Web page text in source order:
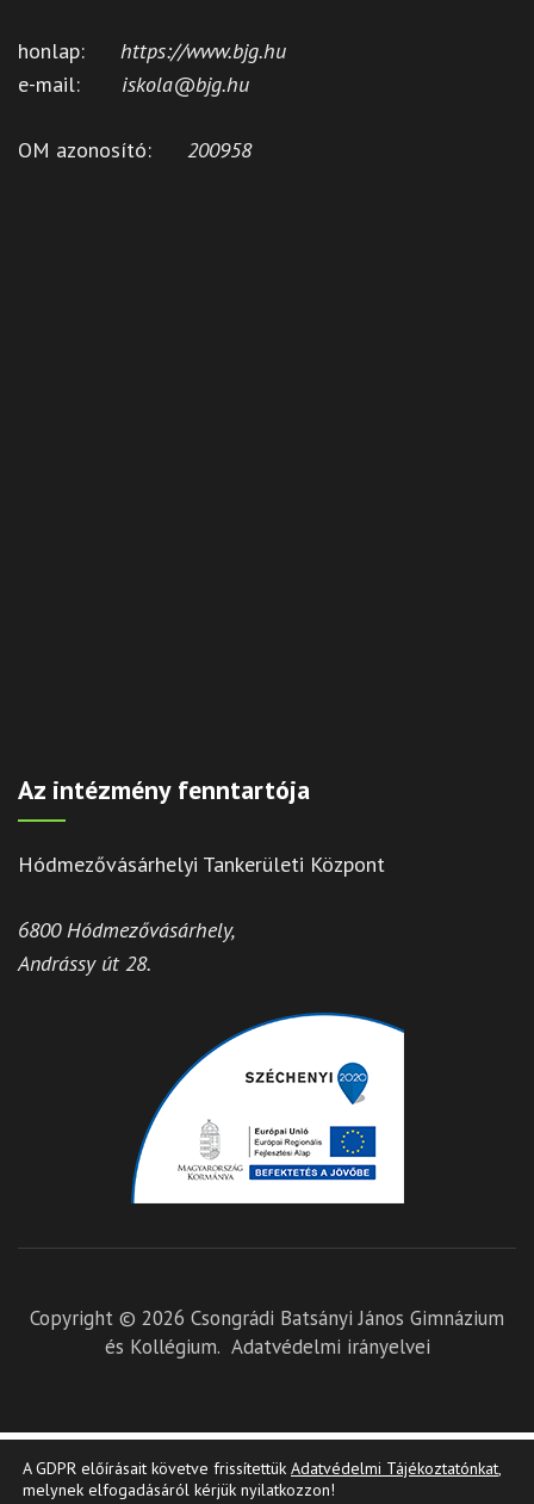
honlap: https://www.bjg.hu
e-mail: iskola@bjg.hu
OM azonosító: 200958
Az intézmény fenntartója
Hódmezővásárhelyi Tankerületi Központ
6800 Hódmezővásárhely,
Andrássy út 28.
Copyright © 2026 Csongrádi Batsányi János Gimnázium
és Kollégium. Adatvédelmi irányelvei
A GDPR előírásait követve frissítettük Adatvédelmi Tájékoztatónkat,
melynek elfogadásáról kérjük nyilatkozzon!